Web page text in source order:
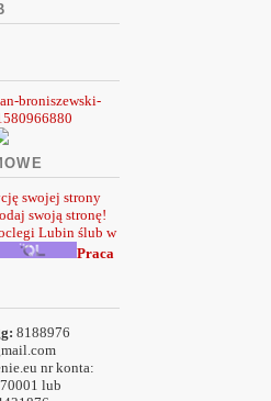
broniszewski-
swojej strony
swoją stronę!
Lubin ślub w
Praca
8188976
nr konta:
lub